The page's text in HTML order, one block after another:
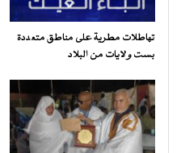
تهاطلات مطرية على مناطق متعددة
بست ولايات من البلاد